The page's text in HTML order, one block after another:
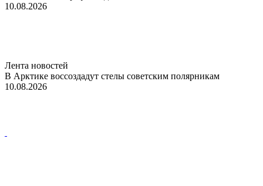
10.08.2026
Лента новостей
В Арктике воссоздадут стелы советским полярникам
10.08.2026